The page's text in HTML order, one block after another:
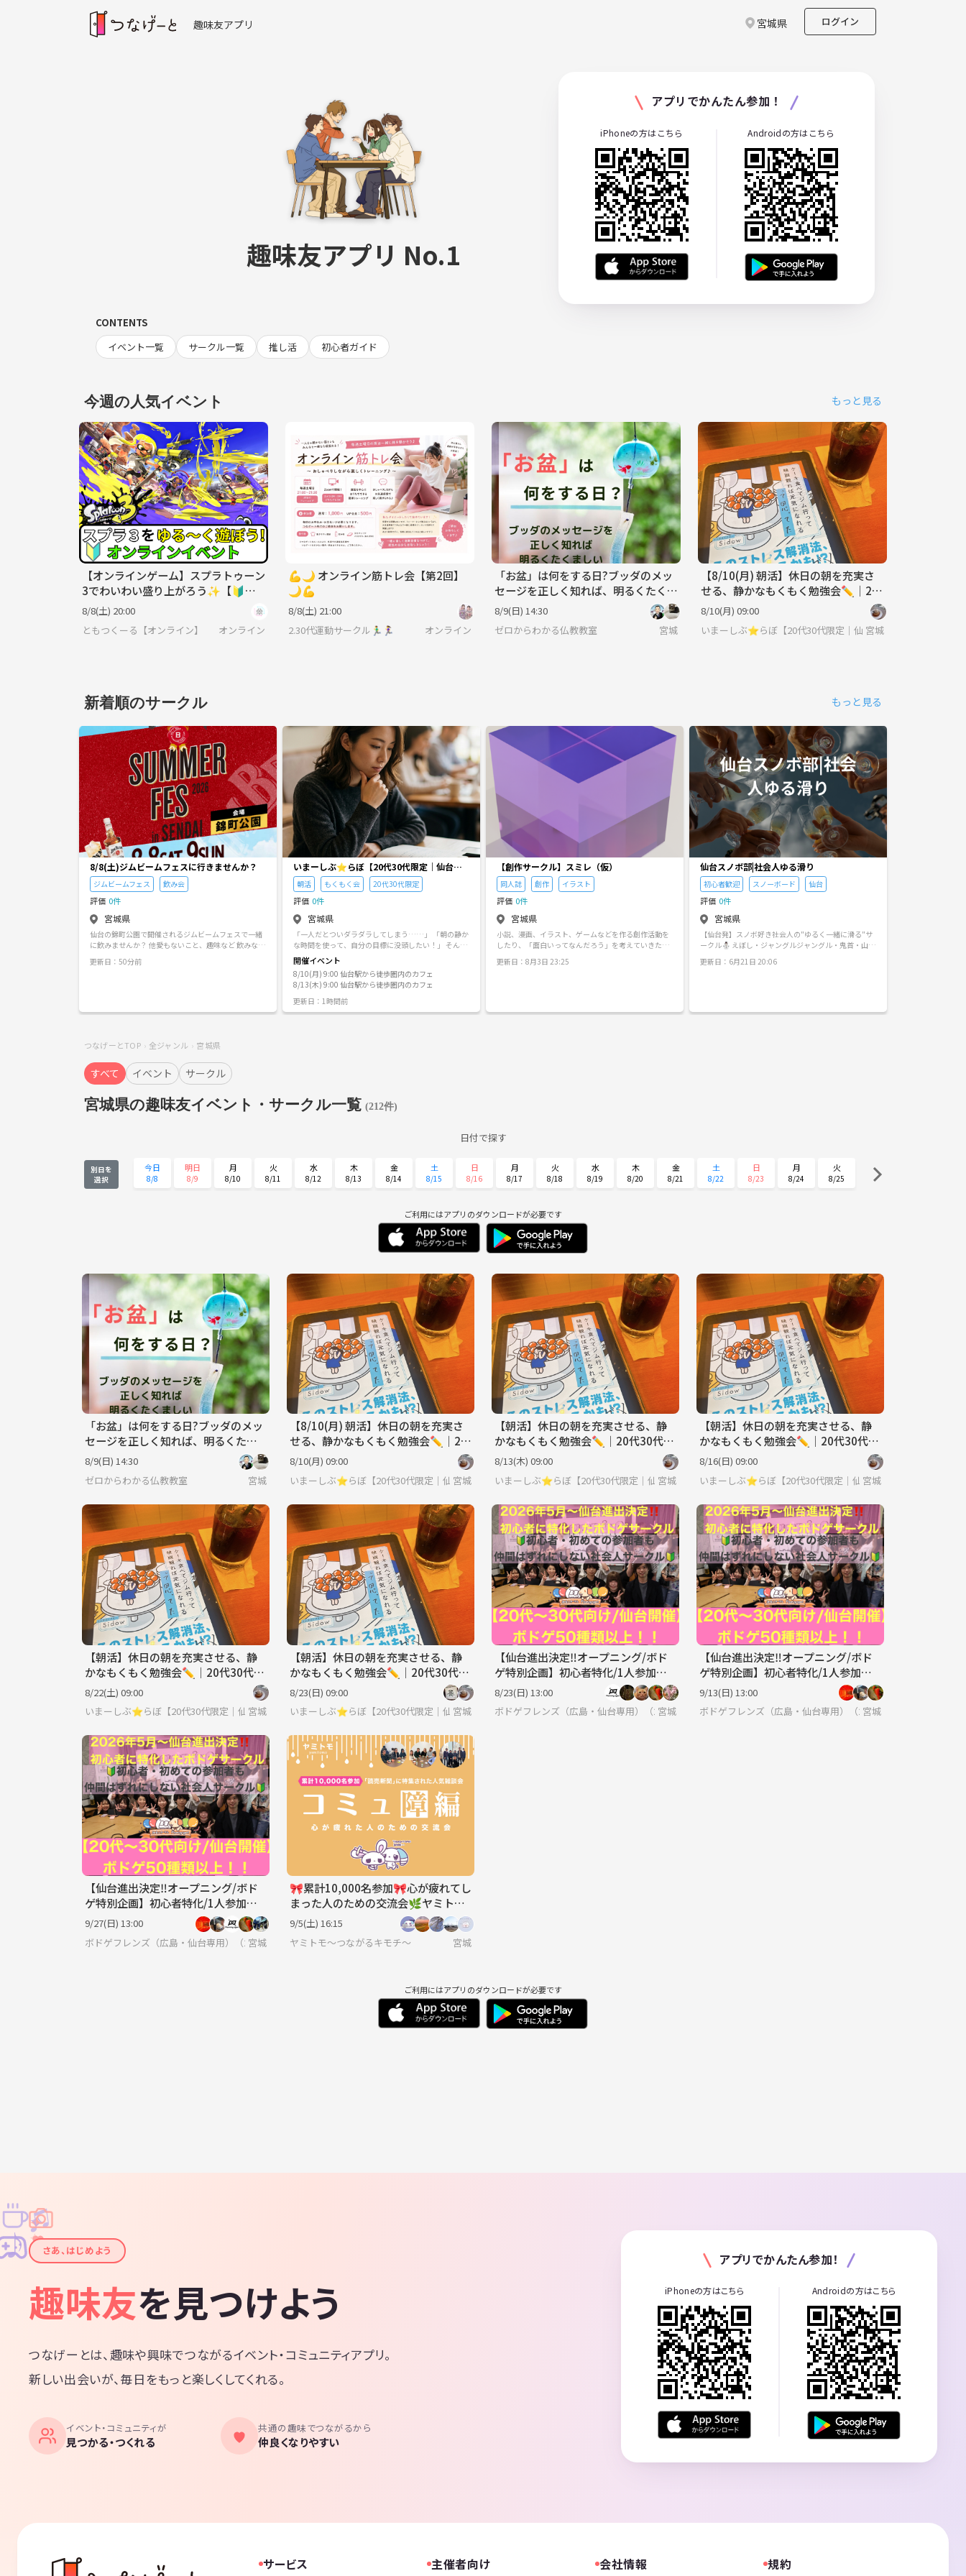
趣味友アプリ 宮城県 ログイン
趣味友アプリ No.1
アプリでかんたん参加！
iPhoneの方はこちら Androidの方はこちら
CONTENTS
イベント一覧
サークル一覧 推し活 初心者ガイド
今週の人気イベント もっと見る
【オンラインゲーム】スプラトゥーン
3でわいわい盛り上がろう✨【🔰ゲ
ーム初心者歓迎】
8/8(土) 20:00
ともつくーる【オンライン】
オンライン
💪🌙 オンライン筋トレ会【第2回】
🌙💪
8/8(土) 21:00
2.30代運動サークル🏃‍♂️🏃‍♀️
オンライン
「お盆」は何をする日?ブッダのメッ
セージを正しく知れば、明るくたくま
しい人生が拓けます
8/9(日) 14:30
ゼロからわかる仏教教室
宮城
【8/10(月) 朝活】休日の朝を充実さ
せる、静かなもくもく勉強会✏️｜20
代30代限定
8/10(月) 09:00
いまーしぶ⭐︎らぼ【20代30代限定｜仙台・朝活・もくもく会】
宮城
新着順のサークル もっと見る
8/8(土)ジムビームフェスに行きませんか？
ジムビームフェス 飲み会
評価 0件
宮城県
仙台の錦町公園で開催されるジムビームフェスで一緒
に飲みませんか？ 他愛もないこと、趣味など 飲みなが
はなしでお願いします 男女問わず気軽にメッセージく
更新日：50分前
いまーしぶ⭐︎らぼ【20代30代限定｜仙台・
朝活・もくもく会】
朝活 もくもく会 20代30代限定
評価 0件
宮城県
「一人だとついダラダラしてしまう……」 「朝の静か
な時間を使って、自分の目標に没頭したい！」 そんな
20代・30代のための、 黙々と作業・勉強に集中する
サークル 「いまーしぶ⭐︎らぼ」です！ 「Immersive
（没頭する・深く浸る）」という名の通り、お互いに
過度な干渉はせず、各自の課題に「いまーしぶ（没
頭）」する心地よい空間を目指しています。 💡 こんな
くもくタイム（70分） （スマホを置いて、自分の作
業・勉強に没頭します） 01:20〜01:30｜振り返り・
に安心して過ごしていただくため、以下の行為は固く
お断り（NG）しております。 ・宗教の布教・勧誘活
ンパや引き抜きなど参加者が不快に感じる行為 ※万が
一これらの目的での参加や勧誘行為が発覚した場合
は、即時退出および今後のご参加をお断りさせていた
ダラダラしてしまったりすることに悩んでいました。
「同じように頑張っている仲間と同じ空間で、集中し
て勉強できる場所を作りたい！」と思い、このサーク
ルを立ち上げました。 一人ではなかなか続かない勉強
も、みんなの「静かなエネルギー」があればグッと捗
るはずです。同じように試験勉強をしている方はもち
ろん、朝の時間を有効に使いたい方も大歓迎です！ ぜ
ひ一緒に、静かで心地よい朝の「集中タイム」を作り
ましょう✨ 初参加・お一人でのご参加もお気軽にご応
募ください！
開催イベント
8/10(月) 9:00 仙台駅から徒歩圏内のカフェ
8/13(木) 9:00 仙台駅から徒歩圏内のカフェ
更新日：1時間前
【創作サークル】スミレ（仮）
同人誌 創作 イラスト
評価 0件
宮城県
小説、漫画、イラスト、ゲームなどを作る創作活動を
したり、「面白いってなんだろう」を考えていきたい
いったサークルだったりグループの運営を自分から始
ントだったりにみんなで足を運んでみるなどなど 【活
更新日：8月3日 23:25
仙台スノボ部|社会人ゆる滑り
初心者歓迎 スノーボード 仙台
評価 0件
宮城県
【仙台発】スノボ好き社会人の"ゆるく一緒に滑る"サ
ークル⛄ えぼし・ジャングルジャングル・鬼首・山形
いけど滑るの好き」な初級〜中級の社会人が中心で
更新日：6月21日 20:06
つなげーとTOP 全ジャンル 宮城県
すべて イベント サークル
宮城県の趣味友イベント・サークル一覧 (212件)
日付で探す
別日を
選択
今日
8/8
明日
8/9
月
8/10
火
8/11
水
8/12
木
8/13
金
8/14
土
8/15
日
8/16
月
8/17
火
8/18
水
8/19
木
8/20
金
8/21
土
8/22
日
8/23
月
8/24
火
8/25
9/2 9/3 9/4 9/5
ご利用にはアプリのダウンロードが必要です
「お盆」は何をする日?ブッダのメッ
セージを正しく知れば、明るくたく
ましい人生が拓けます
8/9(日) 14:30
ゼロからわかる仏教教室
宮城
【8/10(月) 朝活】休日の朝を充実さ
せる、静かなもくもく勉強会✏️｜20
代30代限定
8/10(月) 09:00
いまーしぶ⭐︎らぼ【20代30代限定｜仙台・朝活・もくもく会】
宮城
【朝活】休日の朝を充実させる、静
かなもくもく勉強会✏️｜20代30代限
定
8/13(木) 09:00
いまーしぶ⭐︎らぼ【20代30代限定｜仙台・朝活・もくもく会】
宮城
【朝活】休日の朝を充実させる、静
かなもくもく勉強会✏️｜20代30代限
定
8/16(日) 09:00
いまーしぶ⭐︎らぼ【20代30代限定｜仙台・朝活・もくもく会】
宮城
【朝活】休日の朝を充実させる、静
かなもくもく勉強会✏️｜20代30代限
定
8/22(土) 09:00
いまーしぶ⭐︎らぼ【20代30代限定｜仙台・朝活・もくもく会】
宮城
【朝活】休日の朝を充実させる、静
かなもくもく勉強会✏️｜20代30代限
定
8/23(日) 09:00
いまーしぶ⭐︎らぼ【20代30代限定｜仙台・朝活・もくもく会】
宮城
【仙台進出決定‼️オープニング/ボド
ゲ特別企画】初心者特化/1人参加が9
割♪仙台でボードゲーム企画
8/23(日) 13:00
ボドゲフレンズ（広島・仙台専用）（20代〜30代の初心者ボドゲ特化サークル）Planning agentグループサーク
宮城
【仙台進出決定‼️オープニング/ボド
ゲ特別企画】初心者特化/1人参加が9
割♪仙台でボードゲーム企画
9/13(日) 13:00
ボドゲフレンズ（広島・仙台専用）（20代〜30代の初心者ボ
宮城
【仙台進出決定‼️オープニング/ボド
ゲ特別企画】初心者特化/1人参加が9
割♪仙台でボードゲーム企画
9/27(日) 13:00
ボドゲフレンズ（広島・仙台専用）（20代〜30代の初心者ボドゲ特化サークル）Planning agentグループサークル
宮城
🎀累計10,000名参加🎀心が疲れてし
まった人のための交流会🌿ヤミトモ
🌿《20代～60代中心》
9/5(土) 16:15
ヤミトモ～つながるキモチ～
宮城
ご利用にはアプリのダウンロードが必要です
✦
✦
✧
✧
♪
♫
さあ、はじめよう
趣味友を見つけよう
つなげーとは、趣味や興味でつながるイベント・コミュニティアプリ。
新しい出会いが、毎日をもっと楽しくしてくれる。
イベント・コミュニティが
見つかる・つくれる
共通の趣味でつながるから
仲良くなりやすい
アプリでかんたん参加！
iPhoneの方はこちら Androidの方はこちら
サービス 主催者向け 会社情報 規約